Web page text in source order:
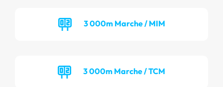
3 000m Marche / MIM
3 000m Marche / TCM